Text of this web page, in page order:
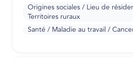
Origines sociales / Lieu de
Territoires ruraux
Santé / Maladie au travail /